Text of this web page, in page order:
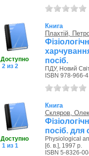
Доступно
2 из 2
Книга
Плахтій,
посіб.
ПДУ, Новий
ISBN 978-966-
Доступно
1 из 1
Книга
Скляров,
посіб. для
Physiological
[б. в.], 1997 р.
ISBN 5-8326-